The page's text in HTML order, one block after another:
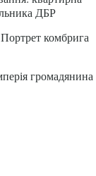
ДБР
комбрига
громадянина